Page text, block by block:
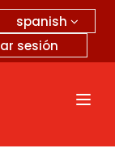
spanish
sesión